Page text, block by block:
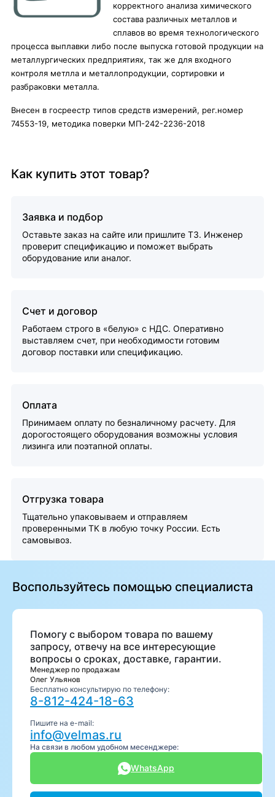
корректного анализа химического
состава различных металлов и
сплавов во время технологического
процесса выплавки либо после выпуска готовой продукции на
металлургических предприятиях, так же для входного
контроля метлла и металлопродукции, сортировки и
разбраковки металла.
Внесен в госреестр типов средств измерений, рег.номер
74553-19, методика поверки МП-242-2236-2018
Как купить этот товар?
Заявка и подбор
Оставьте заказ на сайте или пришлите ТЗ. Инженер
проверит спецификацию и поможет выбрать
оборудование или аналог.
Счет и договор
Работаем строго в «белую» с НДС. Оперативно
выставляем счет, при необходимости готовим
договор поставки или спецификацию.
Оплата
Принимаем оплату по безналичному расчету. Для
дорогостоящего оборудования возможны условия
лизинга или поэтапной оплаты.
Отгрузка товара
Тщательно упаковываем и отправляем
проверенными ТК в любую точку России. Есть
самовывоз.
Воспользуйтесь помощью специалиста
Помогу с выбором товара по вашему
запросу, отвечу на все интересующие
вопросы о сроках, доставке, гарантии.
Менеджер по продажам
Олег Ульянов
Бесплатно консультирую по телефону:
8-812-424-18-63
Пишите на e-mail:
info@velmas.ru
На связи в любом удобном месенджере:
WhatsApp